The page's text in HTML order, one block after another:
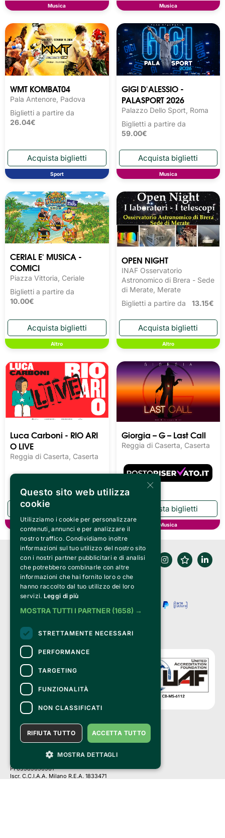
Musica Musica
WMT KOMBAT04
Pala Antenore, Padova
Biglietti a partire da
26.04€
Sport
GIGI D'ALESSIO -
PALASPORT 2026
Palazzo Dello Sport, Roma
Biglietti a partire da
59.00€
Musica
CERIAL E' MUSICA -
COMICI
Piazza Vittoria, Ceriale
Biglietti a partire da
10.00€
Altro
OPEN NIGHT
INAF Osservatorio
Astronomico di Brera - Sede
di Merate, Merate
Biglietti a partire da 13.15€
Altro
Luca Carboni - RIO ARI
O LIVE
Reggia di Caserta, Caserta
Giorgia – G – Last Call
Reggia di Caserta, Caserta
Musica
Clappit è un marchio di proprietà di:
a Socio Unico
Via Fosse Ardeatine, 4 -20092 Cinisello Balsamo (MI)
PI 05589050961
Iscr. C.C.I.A.A. Milano R.E.A. 1833471
×
Questo sito web utilizza
cookie
Utilizziamo i cookie per personalizzare
contenuti, annunci e per analizzare il
nostro traffico. Condividiamo inoltre
informazioni sul tuo utilizzo del nostro sito
con i nostri partner pubblicitari e di analisi
che potrebbero combinarle con altre
informazioni che hai fornito loro o che
hanno raccolto dal tuo utilizzo dei loro
servizi. Leggi di più
MOSTRA TUTTI I PARTNER (1658) →
STRETTAMENTE NECESSARI
PERFORMANCE
TARGETING
FUNZIONALITÀ
NON CLASSIFICATI
ACCETTA TUTTO
RIFIUTA TUTTO
MOSTRA DETTAGLI